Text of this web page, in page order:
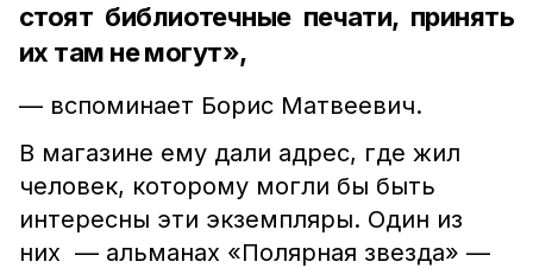
стоят библиотечные печати, принять
их там не могут»,
— вспоминает Борис Матвеевич.
В магазине ему дали адрес, где жил
человек, которому могли бы быть
интересны эти экземпляры. Один из
них — альманах «Полярная звезда» —